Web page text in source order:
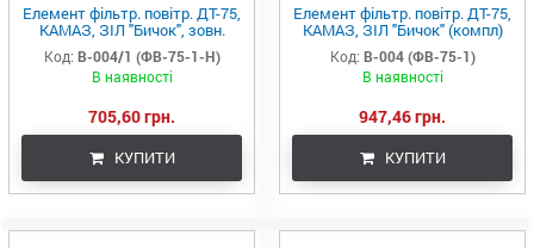
Елемент фільтр. повітр. ДТ-75,
КАМАЗ, ЗІЛ "Бичок", зовн.
(ДТ75М-1109560) (Україна)
Код: В-004/1 (ФВ-75-1-Н)
В наявності
705,60 грн.
КУПИТИ
Елемент фільтр. повітр. ДТ-75,
КАМАЗ, ЗІЛ "Бичок" (компл)
(Україна)
Код: В-004 (ФВ-75-1)
В наявності
947,46 грн.
КУПИТИ